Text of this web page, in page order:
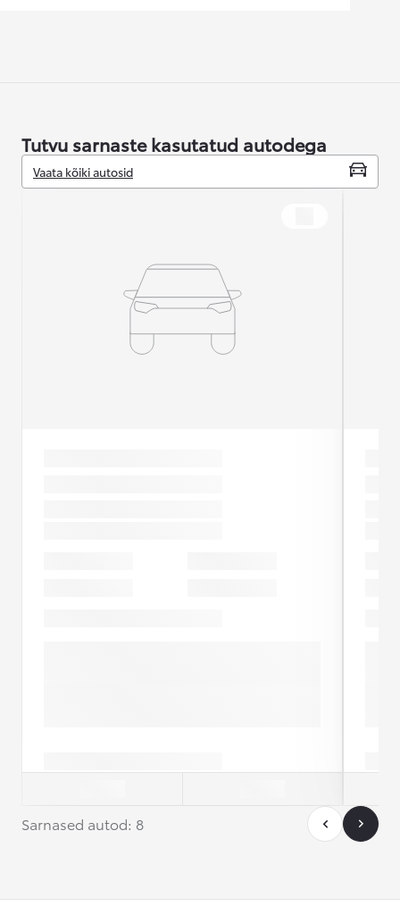
Tutvu sarnaste kasutatud autodega
Vaata kõiki autosid
Sarnased autod: 8